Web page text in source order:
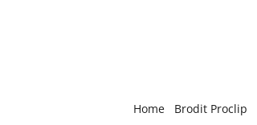
Home Brodit Proclip